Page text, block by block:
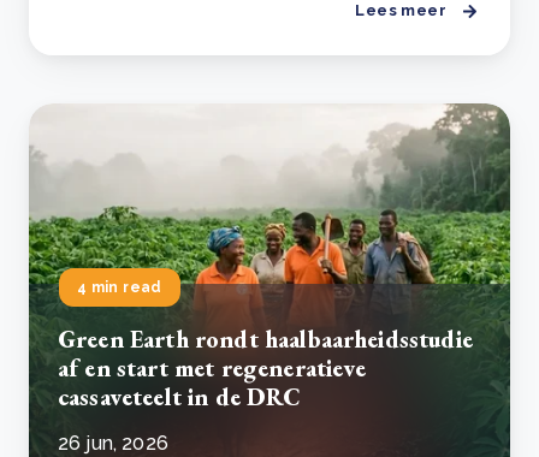
Lees meer
4 min read
Green Earth rondt haalbaarheidsstudie
af en start met regeneratieve
cassaveteelt in de DRC
26 jun, 2026